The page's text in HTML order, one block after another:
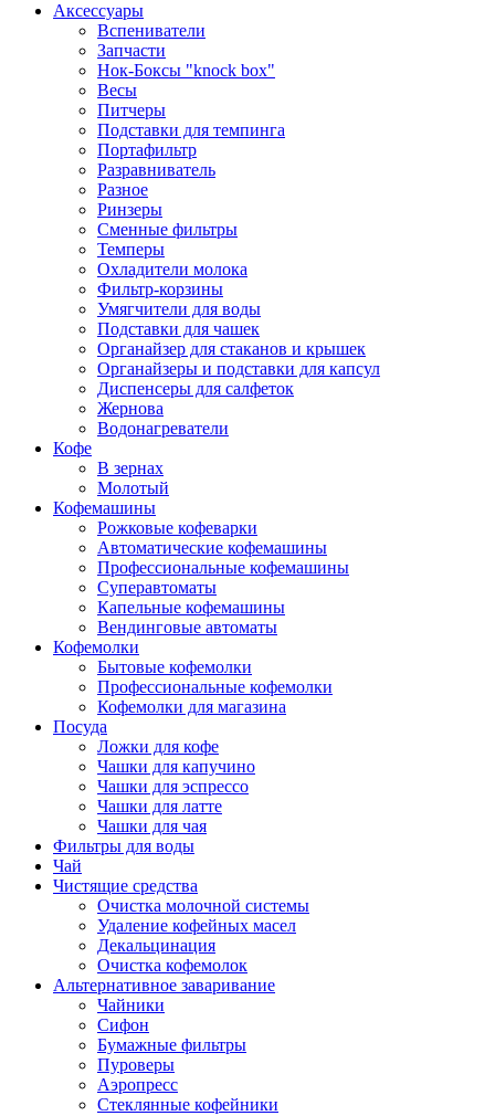
Аксессуары
Вспениватели
Запчасти
Нок-Боксы "knock box"
Весы
Питчеры
Подставки для темпинга
Портафильтр
Разравниватель
Разное
Ринзеры
Сменные фильтры
Темперы
Охладители молока
Фильтр-корзины
Умягчители для воды
Подставки для чашек
Органайзер для стаканов и крышек
Органайзеры и подставки для капсул
Диспенсеры для салфеток
Жернова
Водонагреватели
Кофе
В зернах
Молотый
Кофемашины
Рожковые кофеварки
Автоматические кофемашины
Профессиональные кофемашины
Суперавтоматы
Капельные кофемашины
Вендинговые автоматы
Кофемолки
Бытовые кофемолки
Профессиональные кофемолки
Кофемолки для магазина
Посуда
Ложки для кофе
Чашки для капучино
Чашки для эспрессо
Чашки для латте
Чашки для чая
Фильтры для воды
Чай
Чистящие средства
Очистка молочной системы
Удаление кофейных масел
Декальцинация
Очистка кофемолок
Альтернативное заваривание
Чайники
Сифон
Бумажные фильтры
Пуроверы
Аэропресс
Стеклянные кофейники